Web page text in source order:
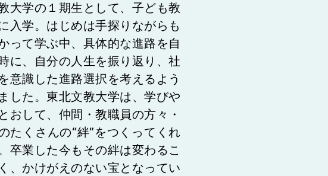
大学の１期生として、子ども教
入学。はじめは手探りながらも
って学ぶ中、具体的な進路を自
に、自分の人生を振り返り、社
意識した進路選択を考えるよう
した。東北文教大学は、学びや
おして、仲間・教職員の方々・
たくさんの“絆”をつくってくれ
卒業した今もその絆は変わるこ
、かけがえのない宝となってい